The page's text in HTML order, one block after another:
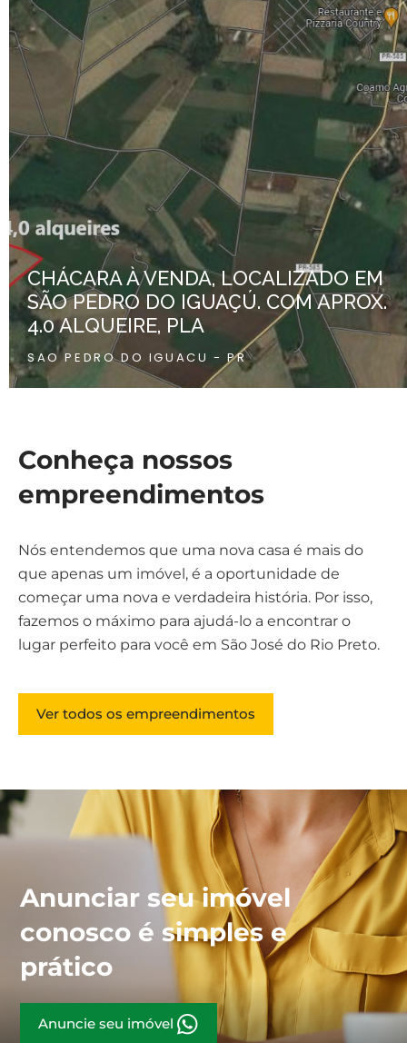
CHÁCARA À VENDA, LOCALIZADO EM
SÃO PEDRO DO IGUAÇÚ. COM APROX.
4.0 ALQUEIRE, PLA
SAO PEDRO DO IGUACU - PR
Conheça nossos
empreendimentos
Nós entendemos que uma nova casa é mais do
que apenas um imóvel, é a oportunidade de
começar uma nova e verdadeira história. Por isso,
fazemos o máximo para ajudá-lo a encontrar o
lugar perfeito para você em São José do Rio Preto.
Ver todos os empreendimentos
Anunciar seu imóvel
conosco é simples e
prático
Anuncie seu imóvel